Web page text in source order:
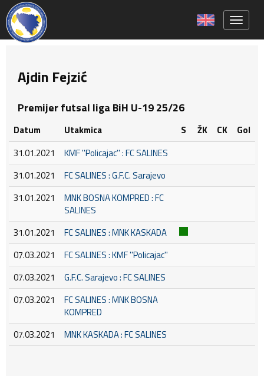
Ajdin Fejzić
Premijer futsal liga BiH U-19 25/26
Datum Utakmica S ŽK CK
Gol
31.01.2021
KMF ''Policajac'' : FC SALINES
31.01.2021
FC SALINES : G.F.C. Sarajevo
31.01.2021
MNK BOSNA KOMPRED : FC
SALINES
31.01.2021
FC SALINES : MNK KASKADA
07.03.2021
FC SALINES : KMF ''Policajac''
07.03.2021
G.F.C. Sarajevo : FC SALINES
07.03.2021
FC SALINES : MNK BOSNA
KOMPRED
07.03.2021
MNK KASKADA : FC SALINES